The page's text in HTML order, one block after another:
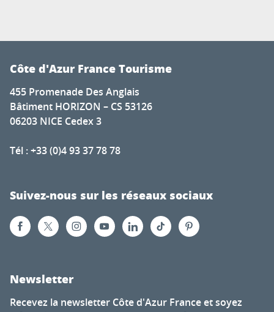
Côte d'Azur France Tourisme
455 Promenade Des Anglais
Bâtiment HORIZON – CS 53126
06203 NICE Cedex 3
Tél : +33 (0)4 93 37 78 78
Suivez-nous sur les réseaux sociaux
Newsletter
Recevez la newsletter Côte d'Azur France et soyez